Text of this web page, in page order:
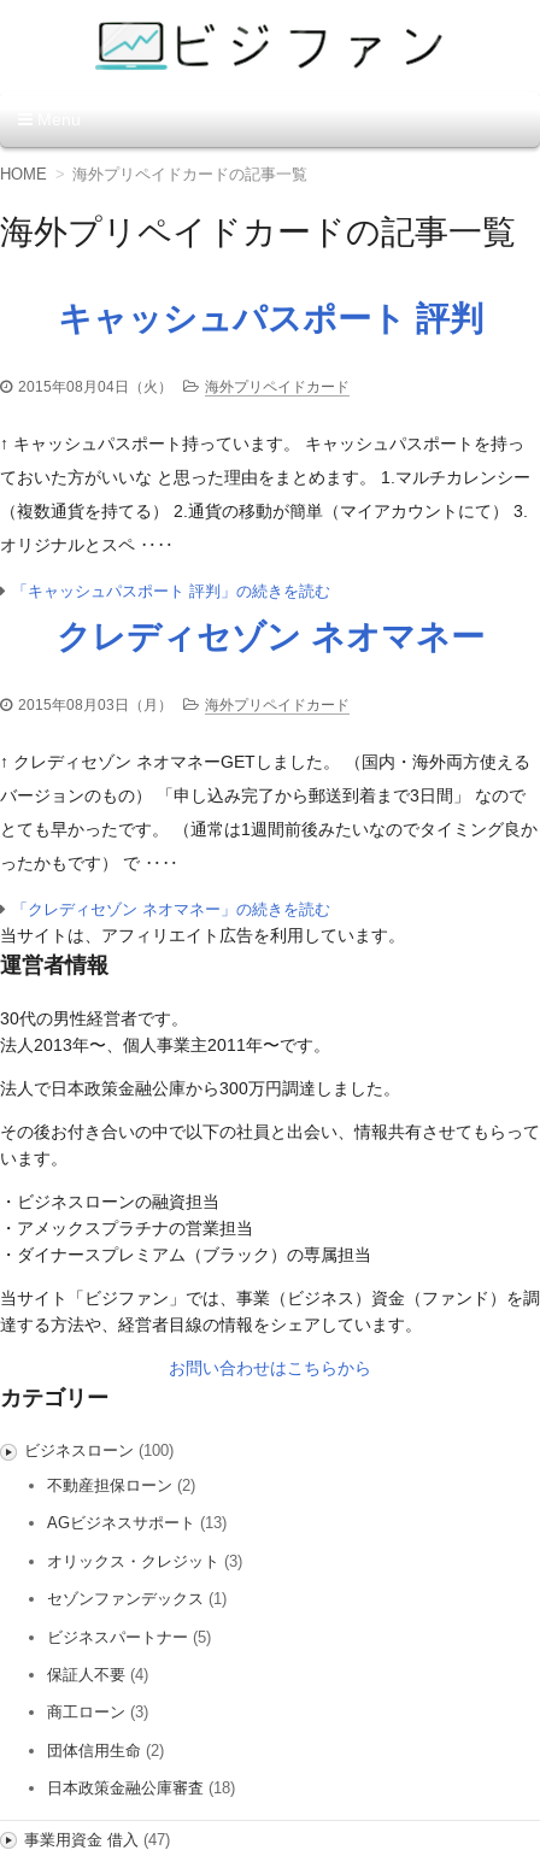
ン】
コ
テ
ン
HOME 海外プリペイドカードの記事一覧
海外プリペイドカードの記事一覧
キャッシュパスポート 評判
2015年08月04日（火） 海外プリペイドカード
↑ キャッシュパスポート持っています。 キャッシュパスポートを持っ
ておいた方がいいな と思った理由をまとめます。 1.マルチカレンシー
（複数通貨を持てる） 2.通貨の移動が簡単（マイアカウントにて） 3.
オリジナルとスペ ‥‥
「キャッシュパスポート 評判」の続きを読む
クレディセゾン ネオマネー
2015年08月03日（月） 海外プリペイドカード
↑ クレディセゾン ネオマネーGETしました。 （国内・海外両方使える
バージョンのもの） 「申し込み完了から郵送到着まで3日間」 なので
とても早かったです。 （通常は1週間前後みたいなのでタイミング良か
ったかもです） で ‥‥
「クレディセゾン ネオマネー」の続きを読む
当サイトは、アフィリエイト広告を利用しています。
運営者情報
30代の男性経営者です。
法人2013年〜、個人事業主2011年〜です。
法人で日本政策金融公庫から300万円調達しました。
その後お付き合いの中で以下の社員と出会い、情報共有させてもらって
います。
・ビジネスローンの融資担当
・アメックスプラチナの営業担当
・ダイナースプレミアム（ブラック）の専属担当
当サイト「ビジファン」では、事業（ビジネス）資金（ファンド）を調
達する方法や、経営者目線の情報をシェアしています。
お問い合わせはこちらから
カテゴリー
ビジネスローン (100)
不動産担保ローン (2)
AGビジネスサポート (13)
オリックス・クレジット (3)
セゾンファンデックス (1)
ビジネスパートナー (5)
保証人不要 (4)
商工ローン (3)
団体信用生命 (2)
日本政策金融公庫審査 (18)
事業用資金 借入 (47)